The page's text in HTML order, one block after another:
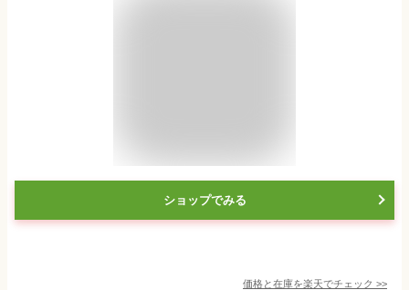
ショップでみる
価格と在庫を楽天でチェック >>